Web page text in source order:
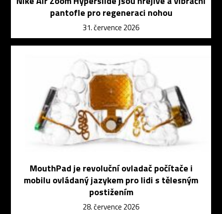
pantofle pro regeneraci nohou
31. července 2026
MouthPad je revoluční ovladač počítače i
mobilu ovládaný jazykem pro lidi s tělesným
postižením
28. července 2026